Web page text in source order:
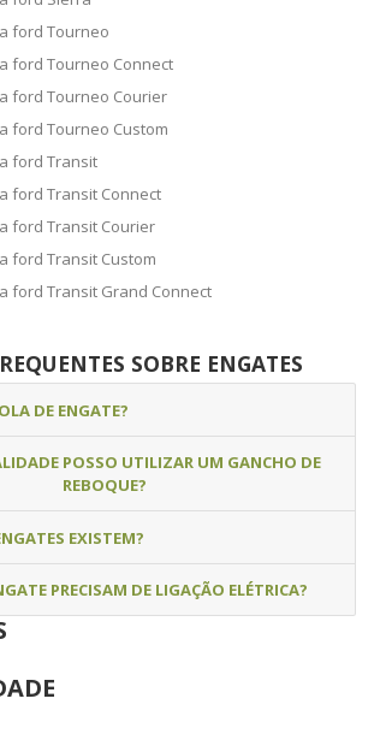
ford Tourneo
ford Tourneo Connect
ford Tourneo Courier
ford Tourneo Custom
ford Transit
ford Transit Connect
ford Transit Courier
ford Transit Custom
ford Transit Grand Connect
SOBRE ENGATES
DE ENGATE?
POSSO UTILIZAR UM GANCHO DE
REBOQUE?
EXISTEM?
PRECISAM DE LIGAÇÃO ELÉTRICA?